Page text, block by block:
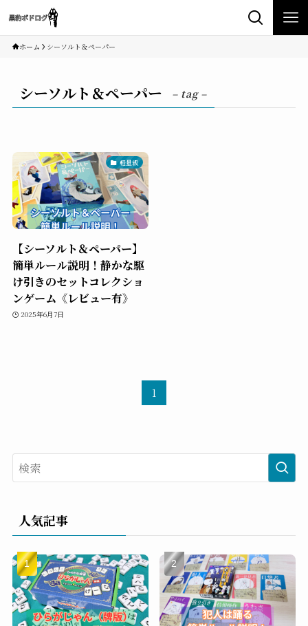
ホーム シーソルト＆ペーパー
シーソルト＆ペーパー – tag –
軽量級
【シーソルト＆ペーパー】
簡単ルール説明！静かな駆
け引きのセットコレクショ
ンゲーム《レビュー有》
2025年6月7日
1
人気記事